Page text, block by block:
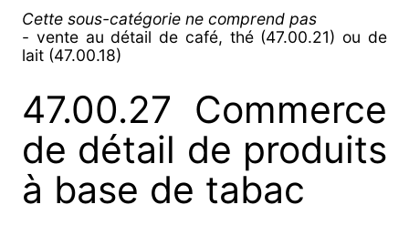
Cette sous-catégorie ne comprend pas
- vente au détail de café, thé (47.00.21) ou de
lait (47.00.18)
47.00.27 Commerce
de détail de produits
à base de tabac